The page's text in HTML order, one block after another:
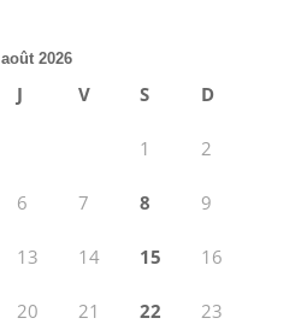
août 2026
J V S D
1 2
6 7 8 9
13 14 15 16
20 21 22 23